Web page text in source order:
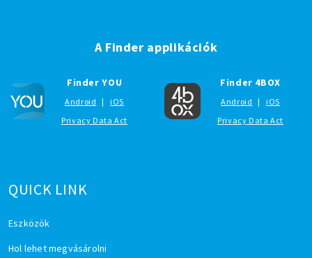
QUICK LINK
Eszközök
Hol lehet megvásárolni
A Finder applikációk
Finder YOU
Android |
iOS
Privacy Data Act
Finder 4BOX
Android |
iOS
Privacy Data Act